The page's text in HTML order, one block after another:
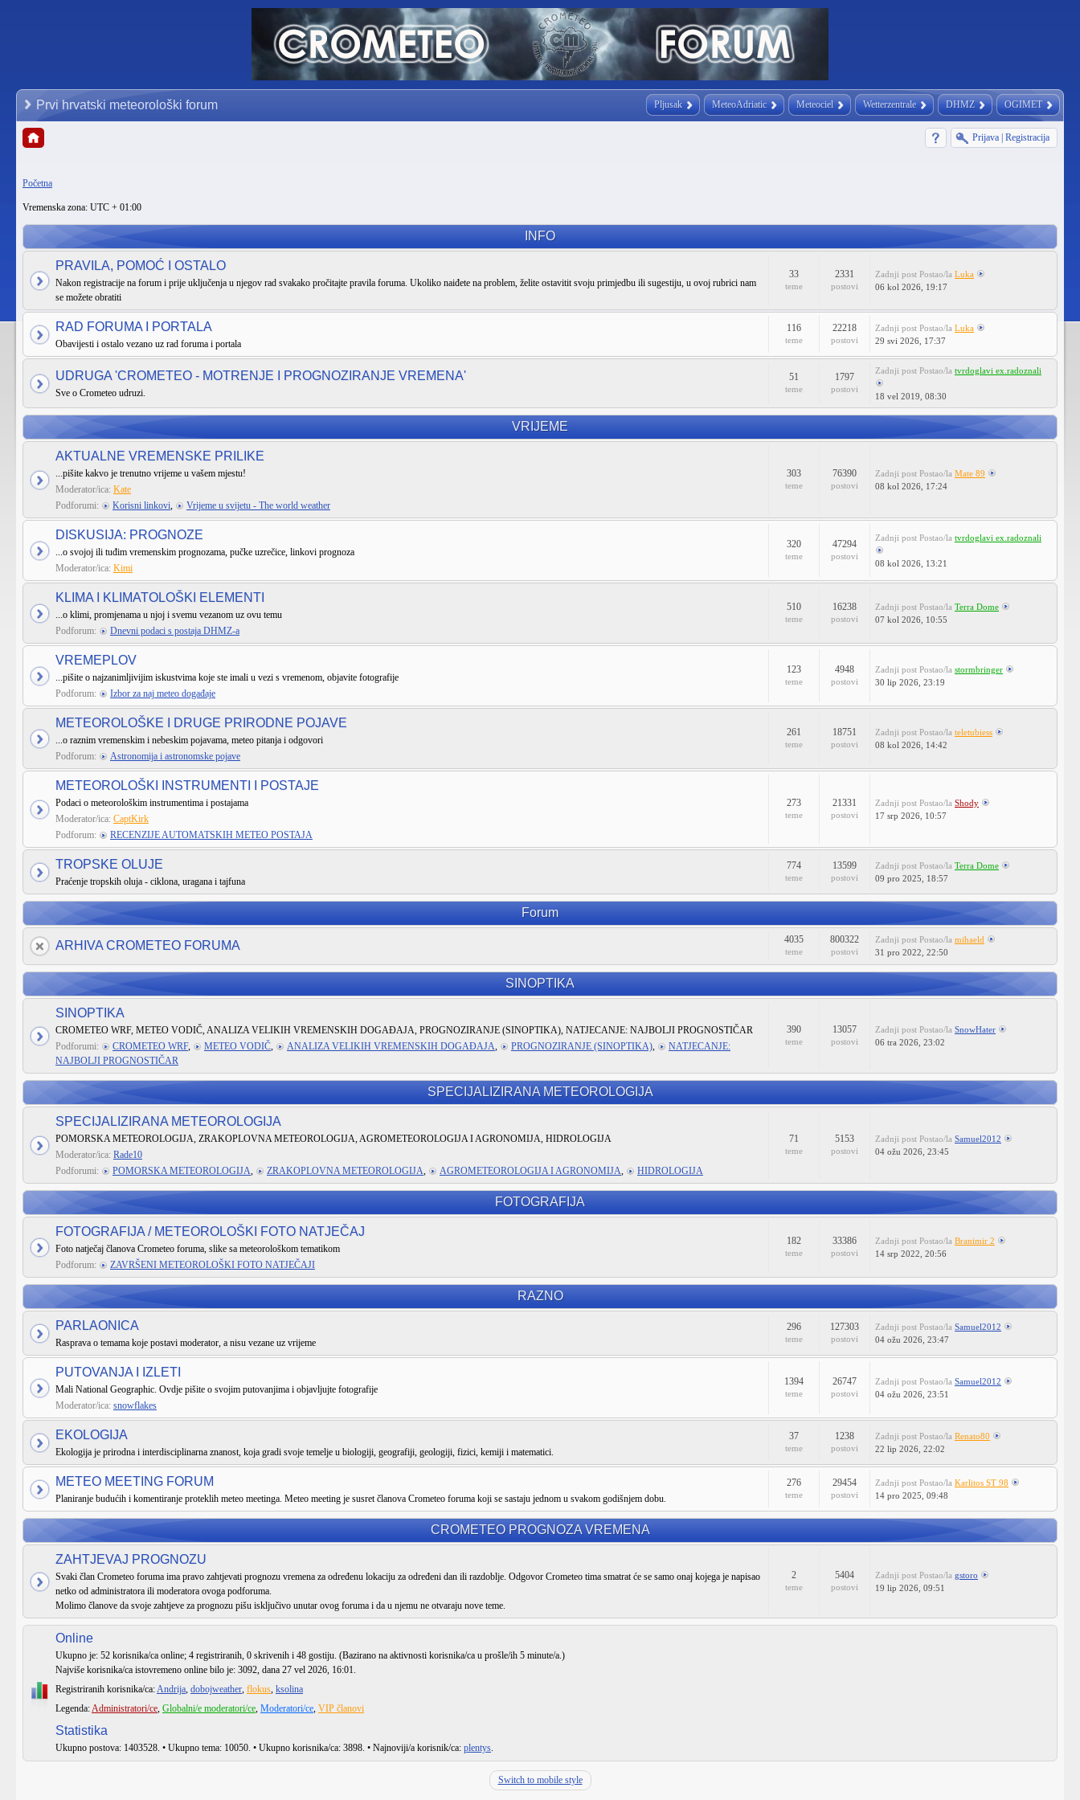
Pljusak MeteoAdriatic Meteociel Wetterzentrale DHMZ OGIMET
Prvi hrvatski meteorološki forum
Prijava Registracija
Početna
Vremenska zona: UTC + 01:00
INFO
PRAVILA, POMOĆ I OSTALO
Nakon registracije na forum i prije uključenja u njegov rad svakako pročitajte pravila foruma. Ukoliko naiđete na problem, želite ostavitit svoju primjedbu ili sugestiju, u ovoj rubrici nam
se možete obratiti
33
teme
2331
postovi
Zadnji post Postao/la Luka
06 kol 2026, 19:17
RAD FORUMA I PORTALA
Obavijesti i ostalo vezano uz rad foruma i portala
116
teme
22218
postovi
Zadnji post Postao/la Luka
29 svi 2026, 17:37
UDRUGA 'CROMETEO - MOTRENJE I PROGNOZIRANJE VREMENA'
Sve o Crometeo udruzi.
51
teme
1797
postovi
Zadnji post Postao/la tvrdoglavi ex.radoznali
18 vel 2019, 08:30
VRIJEME
AKTUALNE VREMENSKE PRILIKE
...pišite kakvo je trenutno vrijeme u vašem mjestu!
Moderator/ica: Kate
Podforumi:
Korisni linkovi, Vrijeme u svijetu - The world weather
303
teme
76390
postovi
Zadnji post Postao/la Mate 89
08 kol 2026, 17:24
DISKUSIJA: PROGNOZE
...o svojoj ili tuđim vremenskim prognozama, pučke uzrečice, linkovi prognoza
Moderator/ica: Kimi
320
teme
47294
postovi
Zadnji post Postao/la tvrdoglavi ex.radoznali
08 kol 2026, 13:21
KLIMA I KLIMATOLOŠKI ELEMENTI
...o klimi, promjenama u njoj i svemu vezanom uz ovu temu
Podforum:
Dnevni podaci s postaja DHMZ-a
510
teme
16238
postovi
Zadnji post Postao/la Terra Dome
07 kol 2026, 10:55
VREMEPLOV
...pišite o najzanimljivijim iskustvima koje ste imali u vezi s vremenom, objavite fotografije
Podforum:
Izbor za naj meteo događaje
123
teme
4948
postovi
Zadnji post Postao/la stormbringer
30 lip 2026, 23:19
METEOROLOŠKE I DRUGE PRIRODNE POJAVE
...o raznim vremenskim i nebeskim pojavama, meteo pitanja i odgovori
Podforum:
Astronomija i astronomske pojave
261
teme
18751
postovi
Zadnji post Postao/la teletubiess
08 kol 2026, 14:42
METEOROLOŠKI INSTRUMENTI I POSTAJE
Podaci o meteorološkim instrumentima i postajama
Moderator/ica: CaptKirk
Podforum:
RECENZIJE AUTOMATSKIH METEO POSTAJA
273
teme
21331
postovi
Zadnji post Postao/la Shody
17 srp 2026, 10:57
TROPSKE OLUJE
Praćenje tropskih oluja - ciklona, uragana i tajfuna
774
teme
13599
postovi
Zadnji post Postao/la Terra Dome
09 pro 2025, 18:57
Forum
ARHIVA CROMETEO FORUMA 4035
teme
800322
postovi
Zadnji post Postao/la mihaeld
31 pro 2022, 22:50
SINOPTIKA
SINOPTIKA
CROMETEO WRF, METEO VODIČ, ANALIZA VELIKIH VREMENSKIH DOGAĐAJA, PROGNOZIRANJE (SINOPTIKA), NATJECANJE: NAJBOLJI PROGNOSTIČAR
Podforumi:
CROMETEO WRF, METEO VODIČ, ANALIZA VELIKIH VREMENSKIH DOGAĐAJA, PROGNOZIRANJE (SINOPTIKA),
NATJECANJE:
NAJBOLJI PROGNOSTIČAR
390
teme
13057
postovi
Zadnji post Postao/la SnowHater
06 tra 2026, 23:02
SPECIJALIZIRANA METEOROLOGIJA
SPECIJALIZIRANA METEOROLOGIJA
POMORSKA METEOROLOGIJA, ZRAKOPLOVNA METEOROLOGIJA, AGROMETEOROLOGIJA I AGRONOMIJA, HIDROLOGIJA
Moderator/ica: Rade10
Podforumi:
POMORSKA METEOROLOGIJA, ZRAKOPLOVNA METEOROLOGIJA, AGROMETEOROLOGIJA I AGRONOMIJA, HIDROLOGIJA
71
teme
5153
postovi
Zadnji post Postao/la Samuel2012
04 ožu 2026, 23:45
FOTOGRAFIJA
FOTOGRAFIJA / METEOROLOŠKI FOTO NATJEČAJ
Foto natječaj članova Crometeo foruma, slike sa meteorološkom tematikom
Podforum:
ZAVRŠENI METEOROLOŠKI FOTO NATJEČAJI
182
teme
33386
postovi
Zadnji post Postao/la Branimir 2
14 srp 2022, 20:56
RAZNO
PARLAONICA
Rasprava o temama koje postavi moderator, a nisu vezane uz vrijeme
296
teme
127303
postovi
Zadnji post Postao/la Samuel2012
04 ožu 2026, 23:47
PUTOVANJA I IZLETI
Mali National Geographic. Ovdje pišite o svojim putovanjima i objavljujte fotografije
Moderator/ica: snowflakes
1394
teme
26747
postovi
Zadnji post Postao/la Samuel2012
04 ožu 2026, 23:51
EKOLOGIJA
Ekologija je prirodna i interdisciplinarna znanost, koja gradi svoje temelje u biologiji, geografiji, geologiji, fizici, kemiji i matematici.
37
teme
1238
postovi
Zadnji post Postao/la Renato80
22 lip 2026, 22:02
METEO MEETING FORUM
Planiranje budućih i komentiranje proteklih meteo meetinga. Meteo meeting je susret članova Crometeo foruma koji se sastaju jednom u svakom godišnjem dobu.
276
teme
29454
postovi
Zadnji post Postao/la Karlitos ST 98
14 pro 2025, 09:48
CROMETEO PROGNOZA VREMENA
ZAHTJEVAJ PROGNOZU
Svaki član Crometeo foruma ima pravo zahtjevati prognozu vremena za određenu lokaciju za određeni dan ili razdoblje. Odgovor Crometeo tima smatrat će se samo onaj kojega je napisao
netko od administratora ili moderatora ovoga podforuma.
Molimo članove da svoje zahtjeve za prognozu pišu isključivo unutar ovog foruma i da u njemu ne otvaraju nove teme.
2
teme
5404
postovi
Zadnji post Postao/la gstoro
19 lip 2026, 09:51
Online
Ukupno je: 52 korisnika/ca online; 4 registriranih, 0 skrivenih i 48 gostiju. (Bazirano na aktivnosti korisnika/ca u prošle/ih 5 minute/a.)
Najviše korisnika/ca istovremeno online bilo je: 3092, dana 27 vel 2026, 16:01.
Registriranih korisnika/ca:Andrija, dobojweather, flokus, ksolina
Legenda:Administratori/ce, Globalni/e moderatori/ce, Moderatori/ce, VIP članovi
Statistika
Ukupno postova: 1403528. • Ukupno tema: 10050. • Ukupno korisnika/ca: 3898. • Najnoviji/a korisnik/ca: plentys.
Switch to mobile style